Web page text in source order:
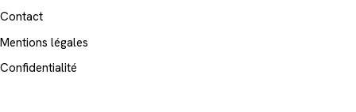
Contact
Mentions légales
Confidentialité